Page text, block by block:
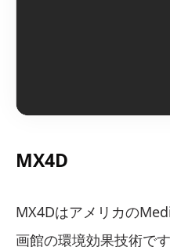
MX4D
MX4Dはアメリカの
画館の環境効果技術です